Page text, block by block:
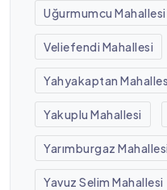
Uğurmumcu Mahallesi
Veliefendi Mahallesi
Yahyakaptan
Yakuplu Mahallesi
Yarımburgaz Mahallesi
Yavuz Selim Mahallesi